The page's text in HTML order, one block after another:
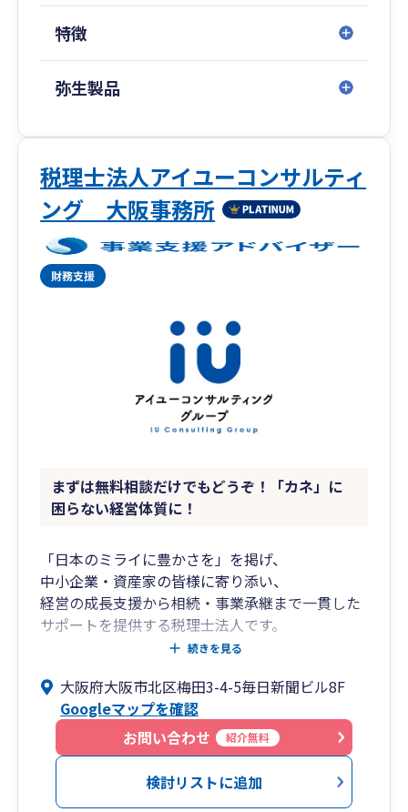
特徴
弥生製品
税理士法人アイユーコンサルティ
ング 大阪事務所
まずは無料相談だけでもどうぞ！「カネ」に
困らない経営体質に！
「日本のミライに豊かさを」を掲げ、
中小企業・資産家の皆様に寄り添い、
経営の成長支援から相続・事業承継まで一貫した
サポートを提供する税理士法人です。
創業期から成長期、成熟期から承継期に至るま
各フェーズに応じた税務・財務の最適解をご提
案。
クラウド会計の導入支援から月次経営管理まで、
わかりやすくご支援いたします。
■私たちが選ばれる理由
続きを見る
大阪府大阪市北区梅田3-4-5毎日新聞ビル8F
Googleマップを確認
お問い合わせ
紹介無料
検討リストに追加